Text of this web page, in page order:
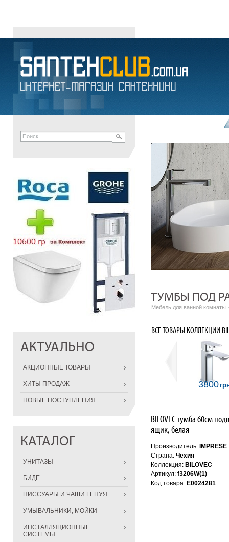
АКТУАЛЬНО
АКЦИОННЫЕ ТОВАРЫ
ХИТЫ ПРОДАЖ
НОВЫЕ ПОСТУПЛЕНИЯ
КАТАЛОГ
УНИТАЗЫ
БИДЕ
ПИССУАРЫ И ЧАШИ ГЕНУЯ
УМЫВАЛЬНИКИ, МОЙКИ
ИНСТАЛЛЯЦИОННЫЕ
СИСТЕМЫ
ТУМБЫ ПОД
Мебель для ванной комнаты
ВСЕ ТОВАРЫ КОЛЛЕКЦИИ
3800
BILOVEC тумба 60см
ящик, белая
Производитель: IMPRESE
Страна: Чехия
Коллекция: BILOVEC
Артикул: f3206W(1)
Код товара: E0024281